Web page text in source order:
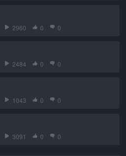
2960 0 0
2484 0 0
1043 0 0
3091 0 0